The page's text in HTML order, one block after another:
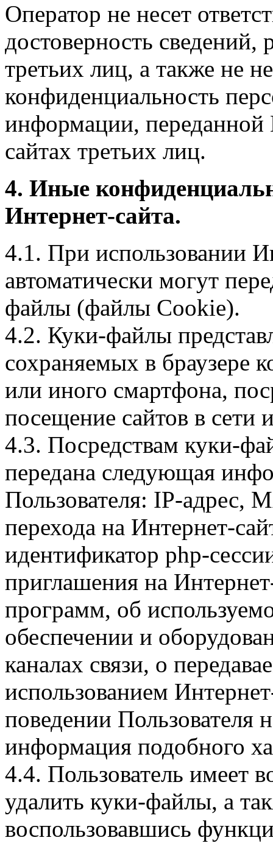
Оператор не несет
достоверность
третьих лиц, а также не
конфиденциальность
информации, переданной
сайтах третьих лиц.
4. Иные
Интернет-сайта.
4.1. При использовании
автоматически могут
файлы (файлы Cookie).
4.2. Куки-файлы
сохраняемых в браузере
или иного смартфона,
посещение сайтов в сети
4.3. Посредствам куки-
передана следующая
Пользователя: IP-адрес,
перехода на Интернет-
идентификатор php-
приглашения на
программ, об
обеспечении и
каналах связи, о
использованием
поведении Пользователя
информация подобного
4.4. Пользователь имеет
удалить куки-файлы, а
воспользовавшись